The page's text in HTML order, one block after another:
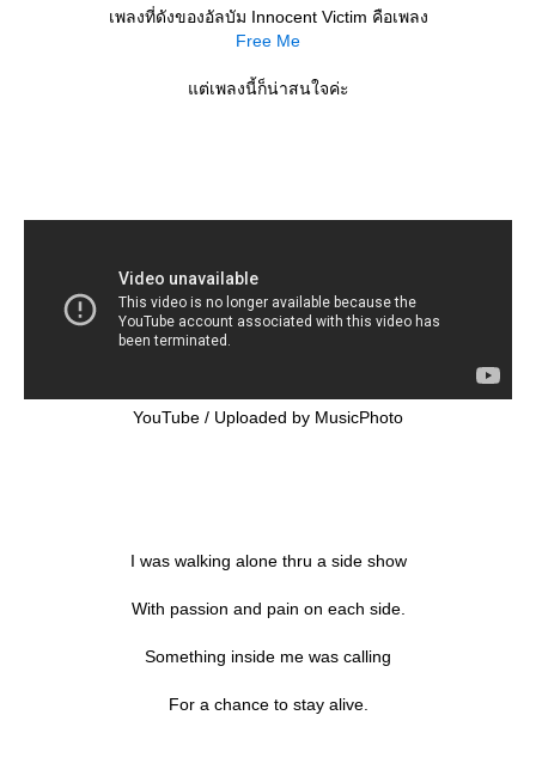
เพลงที่ดังของอัลบัม Innocent Victim คือเพลง
Free Me
ต่เพลงนี้ก็น่าสนใจค่ะ
YouTube / Uploaded by MusicPhoto
I was walking alone thru a side show
With passion and pain on each side.
Something inside me was calling
For a chance to stay alive.